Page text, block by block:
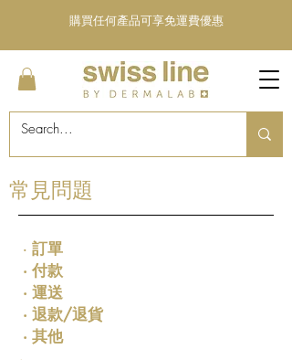
購買任何產品可享免運費優惠
常見問題
‧ 訂單
‧ 付款
‧ 運送
‧ 退款/退貨
​ ‧ 其他